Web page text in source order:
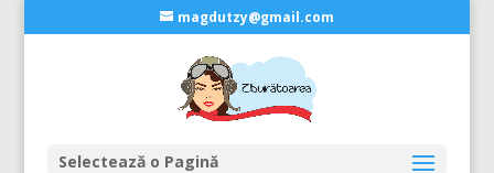
magdutzy@gmail.com
Selectează o Pagină